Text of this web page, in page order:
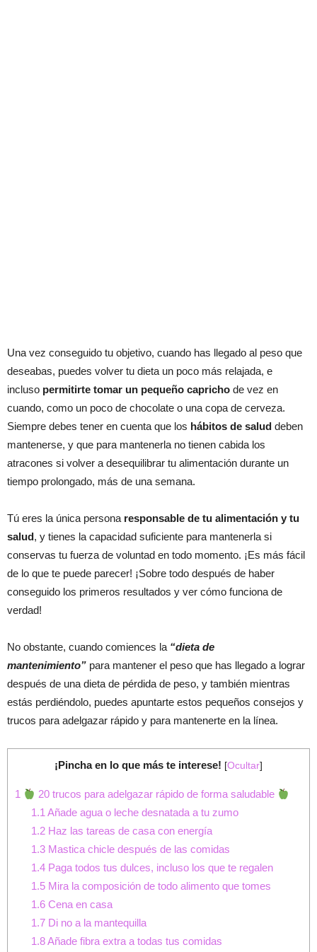
Una vez conseguido tu objetivo, cuando has llegado al peso que
deseabas, puedes volver tu dieta un poco más relajada, e
incluso permitirte tomar un pequeño capricho de vez en
cuando, como un poco de chocolate o una copa de cerveza.
Siempre debes tener en cuenta que los hábitos de salud deben
mantenerse, y que para mantenerla no tienen cabida los
atracones si volver a desequilibrar tu alimentación durante un
tiempo prolongado, más de una semana.
Tú eres la única persona responsable de tu alimentación y tu
salud, y tienes la capacidad suficiente para mantenerla si
conservas tu fuerza de voluntad en todo momento. ¡Es más fácil
de lo que te puede parecer! ¡Sobre todo después de haber
conseguido los primeros resultados y ver cómo funciona de
verdad!
No obstante, cuando comiences la “dieta de
mantenimiento” para mantener el peso que has llegado a lograr
después de una dieta de pérdida de peso, y también mientras
estás perdiéndolo, puedes apuntarte estos pequeños consejos y
trucos para adelgazar rápido y para mantenerte en la línea.
¡Pincha en lo que más te interese! [Ocultar]
1
20 trucos para adelgazar rápido de forma saludable
1.1 Añade agua o leche desnatada a tu zumo
1.2Haz las tareas de casa con energía
1.3Mastica chicle después de las comidas
1.4Paga todos tus dulces, incluso los que te regalen
1.5Mira la composición de todo alimento que tomes
1.6Cena en casa
1.7Di no a la mantequilla
1.8Añade fibra extra a todas tus comidas